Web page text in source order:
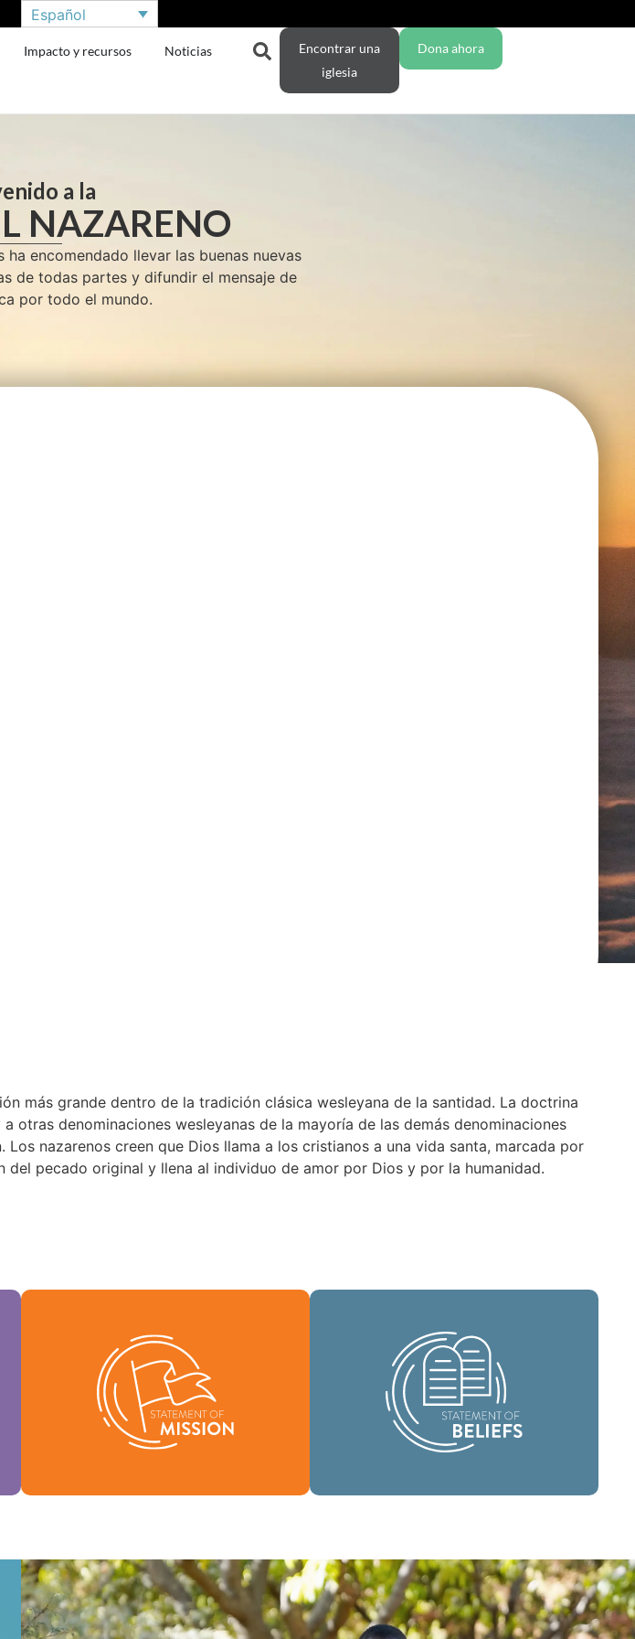
Español
Impacto y recursos Noticias
Encontrar una
iglesia
Dona ahora
a la
NAZARENO
encomendado llevar las buenas nuevas
de todas partes y difundir el mensaje de
por todo el mundo.
más grande dentro de la tradición clásica wesleyana de la santidad. La doctrina
otras denominaciones wesleyanas de la mayoría de las demás denominaciones
nazarenos creen que Dios llama a los cristianos a una vida santa, marcada por
del pecado original y llena al individuo de amor por Dios y por la humanidad.
Nuestra Declaración de Misión define
quiénes somos, por qué existimos y
nuestra razón de ser.
Misión
ha encomendado llevar las buenas
nuevas de vida en Cristo Jesús a las
personas de todas partes y difundir el
mensaje de la santidad bíblica por todo
el mundo.